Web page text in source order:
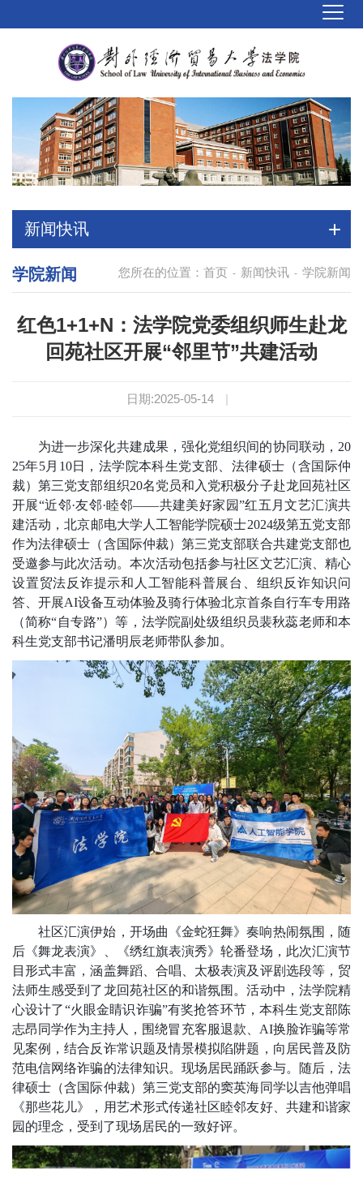
新闻快讯
您所在的位置： 首页 - 新闻快讯 - 学院新闻
学院新闻
红色1+1+N：法学院党委组织师生赴龙
回苑社区开展“邻里节”共建活动
日期:2025-05-14 |
为进一步深化共建成果，强化党组织间的协同联动，20
25年5月10日，法学院本科生党支部、法律硕士（含国际仲
裁）第三党支部组织20名党员和入党积极分子赴龙回苑社区
开展“近邻·友邻·睦邻——共建美好家园”红五月文艺汇演共
建活动，北京邮电大学人工智能学院硕士2024级第五党支部
作为法律硕士（含国际仲裁）第三党支部联合共建党支部也
受邀参与此次活动。本次活动包括参与社区文艺汇演、精心
设置贸法反诈提示和人工智能科普展台、组织反诈知识问
答、开展AI设备互动体验及骑行体验北京首条自行车专用 路
（简称“自专路”）等，法学院副处级组织员裴秋蕊老师和本
科生党支部书记潘明辰老师带队参加。
社区汇演伊始，开场曲《金蛇狂舞》奏响热闹氛围，随
后《舞龙表演》、《绣红旗表演秀》轮番登场，此次汇演节
目形式丰富，涵盖舞蹈、合唱、太极表演及评剧选段等，贸
法师生感受到了龙回苑社区的和谐氛围。活动中，法学院精
心设计了“火眼金睛识诈骗”有奖抢答环节，本科生党支部陈
志昂同学作为主持人，围绕冒充客服退款、AI换脸诈骗等常
见案例，结合反诈常识题及情景模拟陷阱题，向居民普及防
范电信网络诈骗的法律知识。现场居民踊跃参与。随后，法
律硕士（含国际仲裁）第三党支部的窦英海同学以吉他弹唱
《那些花儿》，用艺术形式传递社区睦邻友好、共建和谐家
园的理念，受到了现场居民的一致好评。